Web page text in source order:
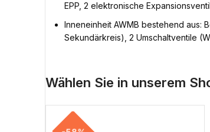
EPP, 2 elektronische
Inneneinheit AWMB bestehend aus:
Sekundärkreis), 2 Umschaltventile
Wählen Sie in unserem